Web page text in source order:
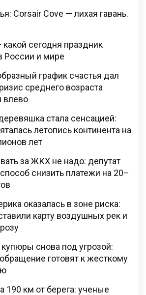
Corsair Cove — лихая гавань.
какой сегодня праздник
России и мире
график счастья дал
среднего возраста
влево
стала сенсацией:
летопись континента на
лет
за ЖКХ не надо: депутат
снизить платежи на 20–
оказалась в зоне риска:
карту воздушных рек и
снова под угрозой:
готовят к жесткому
190 км от берега: ученые